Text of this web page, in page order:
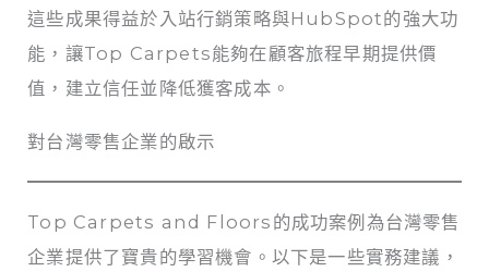
這些成果得益於入站行銷策略與HubSpot的強大功
能，讓Top Carpets能夠在顧客旅程早期提供價
值，建立信任並降低獲客成本。
對台灣零售企業的啟示
Top Carpets and Floors的成功案例為台灣零售
企業提供了寶貴的學習機會。以下是一些實務建議，